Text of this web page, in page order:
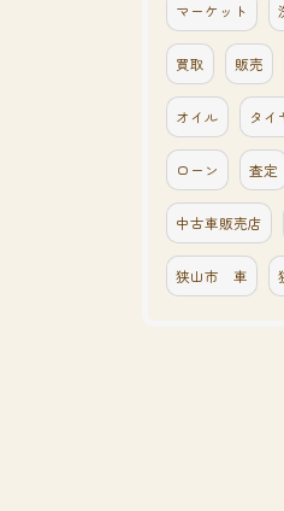
マーケット
買取 販売
オイル タイ
ローン 査定
中古車販売店
狭山市 車